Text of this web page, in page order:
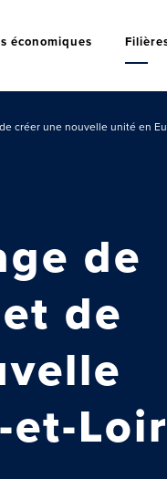
économiques
créer une nouvelle unité en
de
de
et-Loir